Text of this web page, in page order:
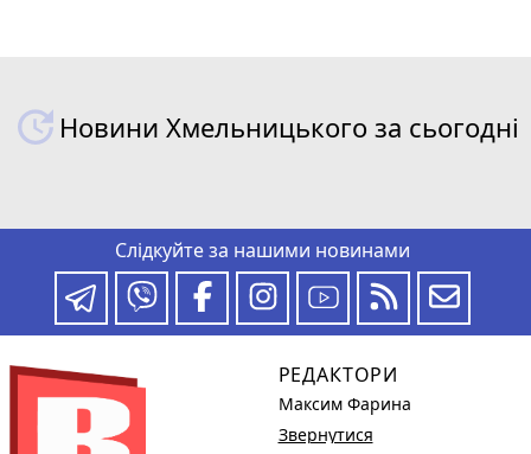
Новини Хмельницького за сьогодні
Слідкуйте за нашими новинами
РЕДАКТОРИ
Максим Фарина
Звернутися